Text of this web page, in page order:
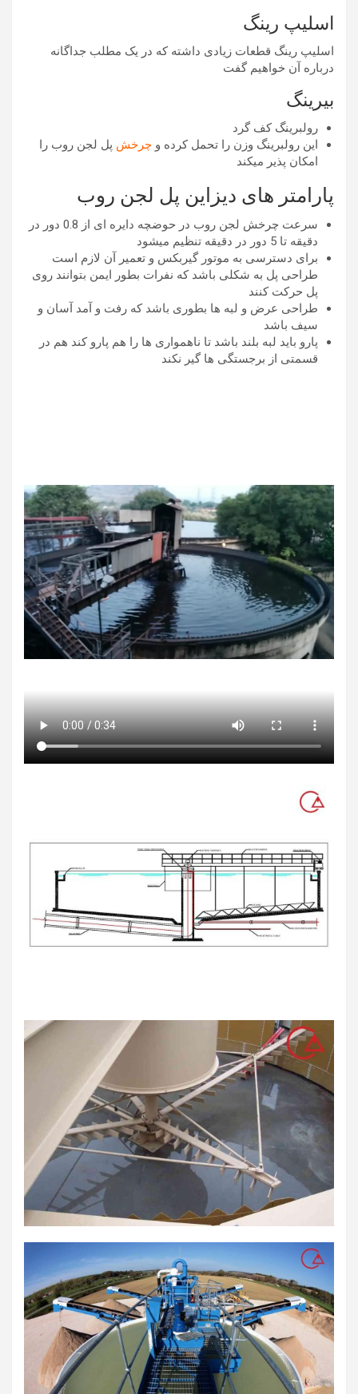
اسلیپ رینگ
اسلیپ رینگ قطعات زیادی داشته که در یک مطلب جداگانه
درباره آن خواهیم گفت
بیرینگ
رولبرینگ کف گرد
این رولبرینگ وزن را تحمل کرده و چرخش پل لجن روب را
امکان پذیر میکند
پارامتر های دیزاین پل لجن روب
سرعت چرخش لجن روب در حوضچه دایره ای از 0.8 دور در
دقیقه تا 5 دور در دقیقه تنظیم میشود
برای دسترسی به موتور گیربکس و تعمیر آن لازم است
طراحی پل به شکلی باشد که نفرات بطور ایمن بتوانند روی
پل حرکت کنند
طراحی عرض و لبه ها بطوری باشد که رفت و آمد آسان و
سیف باشد
پارو باید لبه بلند باشد تا ناهمواری ها را هم پارو کند هم در
قسمتی از برجستگی ها گیر نکند